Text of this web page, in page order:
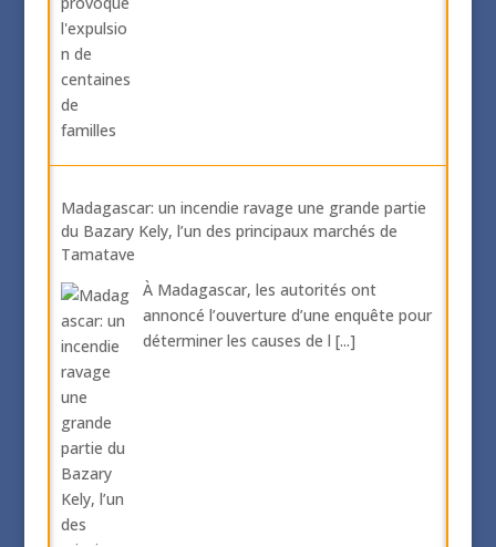
Madagascar: un incendie ravage une grande partie
du Bazary Kely, l’un des principaux marchés de
Tamatave
À Madagascar, les autorités ont
annoncé l’ouverture d’une enquête pour
déterminer les causes de l [...]